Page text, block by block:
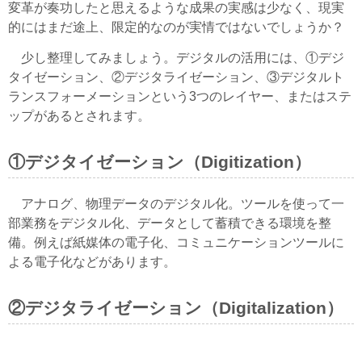
変革が奏功したと思えるような成果の実感は少なく、現実
的にはまだ途上、限定的なのが実情ではないでしょうか？
少し整理してみましょう。デジタルの活用には、①デジ
タイゼーション、②デジタライゼーション、③デジタルト
ランスフォーメーションという3つのレイヤー、またはステ
ップがあるとされます。
①デジタイゼーション（Digitization）
アナログ、物理データのデジタル化。ツールを使って一
部業務をデジタル化、データとして蓄積できる環境を整
備。例えば紙媒体の電子化、コミュニケーションツールに
よる電子化などがあります。
②デジタライゼーション（Digitalization）